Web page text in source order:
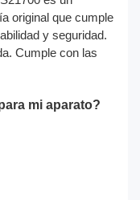
original que cumple
y seguridad.
Cumple con las
mi aparato?